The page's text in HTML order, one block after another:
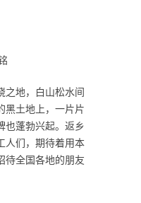
之地，白山松水间
黑土地上，一片片
也蓬勃兴起。返乡
人们，期待着用本
待全国各地的朋友